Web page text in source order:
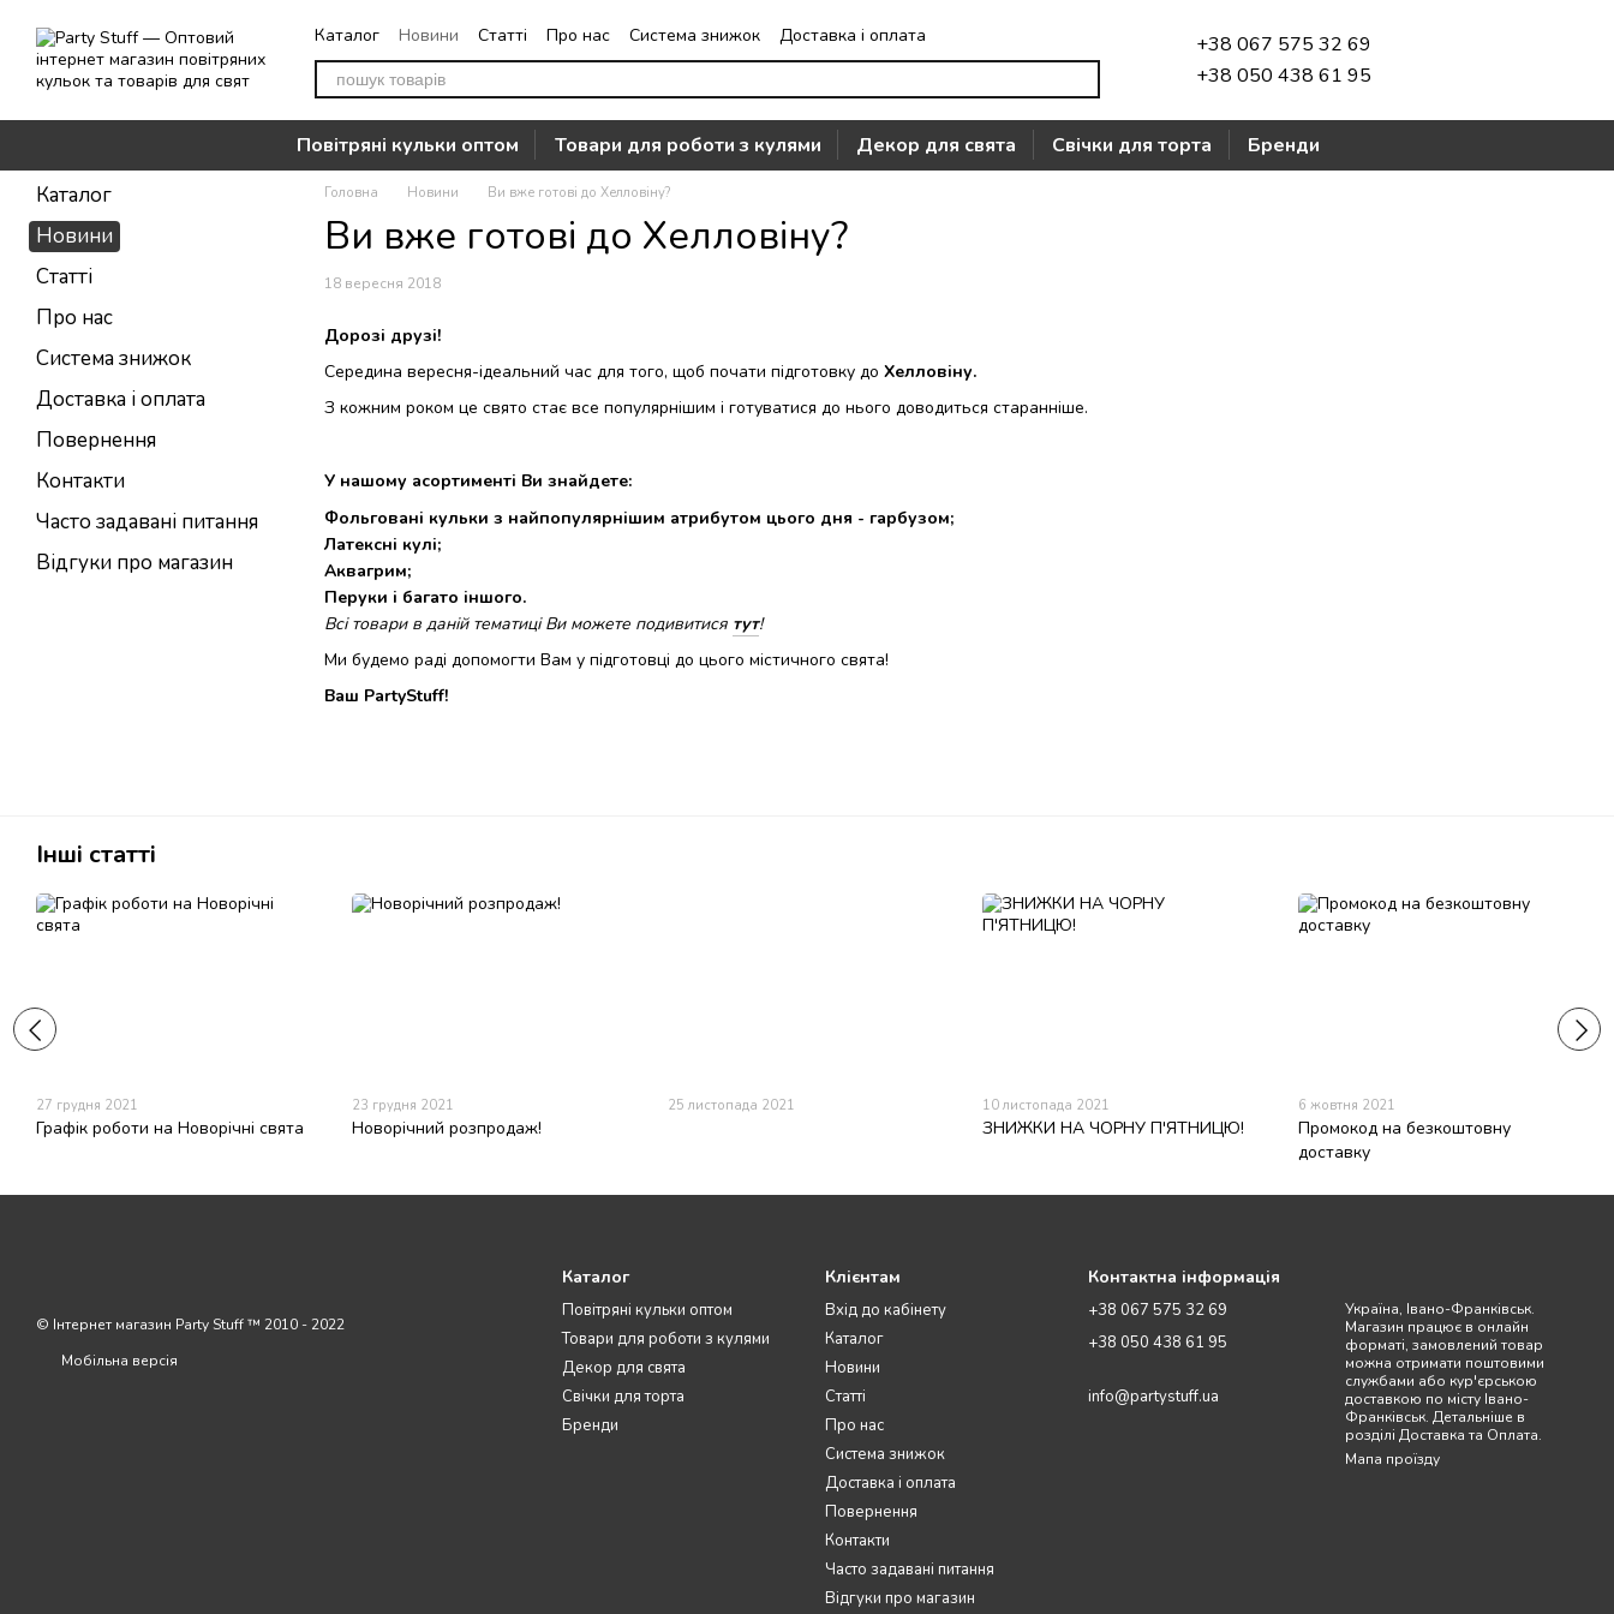
Каталог Новини Статті Про нас Система знижок
Доставка і оплата
Повернення
Контакти Часто задавані питання Відгуки про магазин
+38 067 575 32 69
+38 050 438 61 95
Повітряні кульки оптом Товари для роботи з кулями Декор для свята Свічки для торта Бренди
Головна Новини Ви вже готові до Хелловіну?
Ви вже готові до Хелловіну?
18 вересня 2018
Дорозі друзі!
Середина вересня-ідеальний час для того, щоб почати підготовку до Хелловіну.
З кожним роком це свято стає все популярнішим і готуватися до нього доводиться старанніше.
У нашому асортименті Ви знайдете:
Фольговані кульки з найпопулярнішим атрибутом цього дня - гарбузом;
Латексні кулі;
Аквагрим;
Перуки і багато іншого.
Всі товари в даній тематиці Ви можете подивитися тут!
Ми будемо раді допомогти Вам у підготовці до цього містичного свята!
Ваш PartyStuff!
Каталог
Новини
Статті
Про нас
Система знижок
Доставка і оплата
Повернення
Контакти
Часто задавані питання
Відгуки про магазин
Інші статті
27 грудня 2021
Графік роботи на Новорічні свята
23 грудня 2021
Новорічний розпродаж!
25 листопада 2021 10 листопада 2021
ЗНИЖКИ НА ЧОРНУ П'ЯТНИЦЮ!
6 жовтня 2021
Промокод на безкоштовну
доставку
© Інтернет магазин Party Stuff ™ 2010 - 2022
Мобільна версія
Каталог
Повітряні кульки оптом
Товари для роботи з кулями
Декор для свята
Свічки для торта
Бренди
Клієнтам
Вхід до кабінету
Каталог
Новини
Статті
Про нас
Система знижок
Доставка і оплата
Повернення
Контакти
Часто задавані питання
Відгуки про магазин
Контактна інформація
+38 067 575 32 69
+38 050 438 61 95
info@partystuff.ua
Україна, Івано-Франківськ.
Магазин працює в онлайн
форматі, замовлений товар
можна отримати поштовими
службами або кур'єрською
доставкою по місту Івано-
Франківськ. Детальніше в
розділі Доставка та Оплата.
Мапа проїзду